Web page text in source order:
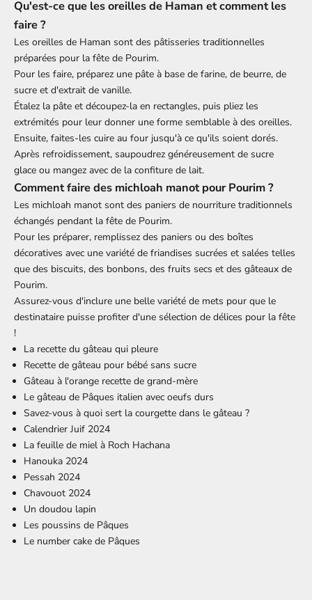
Qu'est-ce que les oreilles de Haman et comment les
faire ?
Les oreilles de Haman sont des pâtisseries traditionnelles
préparées pour la fête de Pourim.
Pour les faire, préparez une pâte à base de farine, de beurre, de
sucre et d'extrait de vanille.
Étalez la pâte et découpez-la en rectangles, puis pliez les
extrémités pour leur donner une forme semblable à des oreilles.
Ensuite, faites-les cuire au four jusqu'à ce qu'ils soient dorés.
Après refroidissement, saupoudrez généreusement de sucre
glace ou mangez avec de la confiture de lait.
Comment faire des michloah manot pour Pourim ?
Les michloah manot sont des paniers de nourriture traditionnels
échangés pendant la fête de Pourim.
Pour les préparer, remplissez des paniers ou des boîtes
décoratives avec une variété de friandises sucrées et salées telles
que des biscuits, des bonbons, des fruits secs et des gâteaux de
Pourim.
Assurez-vous d'inclure une belle variété de mets pour que le
destinataire puisse profiter d'une sélection de délices pour la fête
!
La recette du gâteau qui pleure
Recette de gâteau pour bébé sans sucre
Gâteau à l'orange recette de grand-mère
Le gâteau de Pâques italien avec oeufs durs
Savez-vous à quoi sert la courgette dans le gâteau ?
Calendrier Juif 2024
La feuille de miel à Roch Hachana
Hanouka 2024
Pessah 2024
Chavouot 2024
Un doudou lapin
Les poussins de Pâques
Le number cake de Pâques